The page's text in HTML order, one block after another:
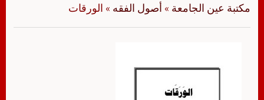
مكتبة عين الجامعة » أصول الفقه » الورقات